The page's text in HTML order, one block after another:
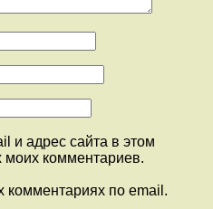
и адрес сайта в этом
комментариев.
комментариях по email.